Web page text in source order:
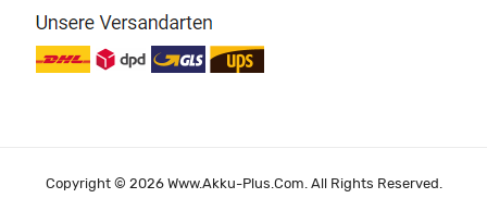
Copyright © 2026 Www.akku-Plus.com. All Rights Reserved.